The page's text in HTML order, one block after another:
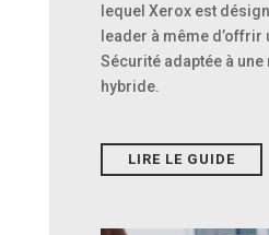
lequel Xerox est
leader à même
Sécurité adaptée à
hybride.
LIRE LE GUIDE